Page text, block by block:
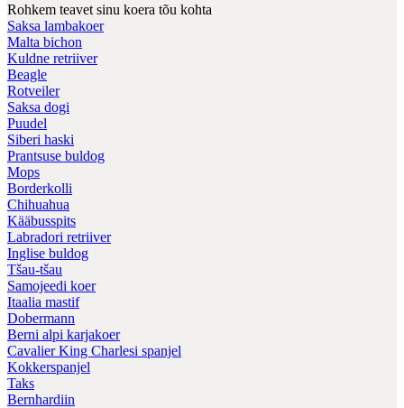
Rohkem teavet sinu koera tõu kohta
Saksa lambakoer
Malta bichon
Kuldne retriiver
Beagle
Rotveiler
Saksa dogi
Puudel
Siberi haski
Prantsuse buldog
Mops
Borderkolli
Chihuahua
Kääbusspits
Labradori retriiver
Inglise buldog
Tšau-tšau
Samojeedi koer
Itaalia mastif
Dobermann
Berni alpi karjakoer
Cavalier King Charlesi spanjel
Kokkerspanjel
Taks
Bernhardiin